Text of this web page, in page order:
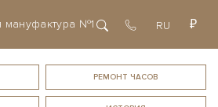
мануфактура №1
+7(963)
722-
88-
82
RU
RU
EN
РЕМОНТ ЧАСОВ